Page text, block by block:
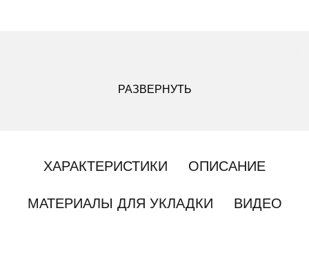
РАЗВЕРНУТЬ
ХАРАКТЕРИСТИКИ ОПИСАНИЕ
МАТЕРИАЛЫ ДЛЯ УКЛАДКИ ВИДЕО